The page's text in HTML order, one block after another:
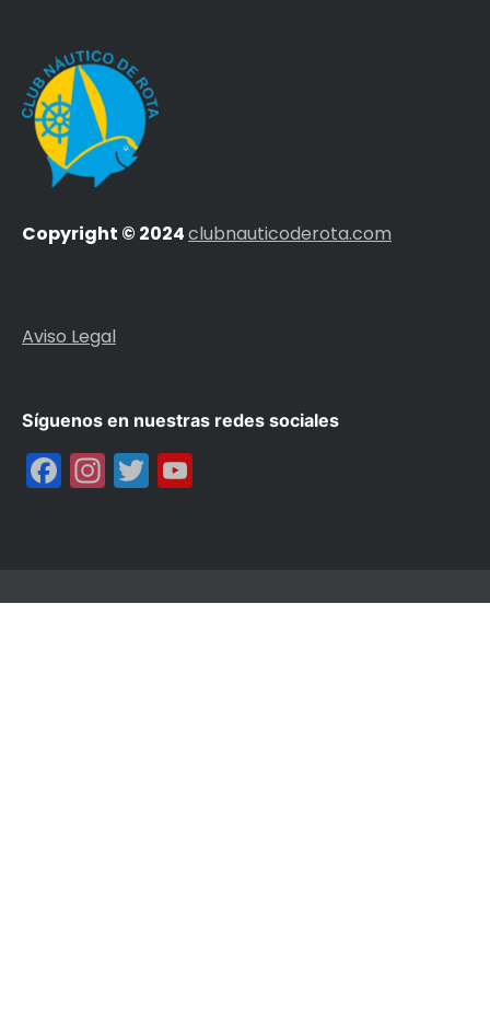
Copyright © 2024clubnauticoderota.com
Aviso Legal
Síguenos en nuestras redes sociales
Facebook
Instagram
Twitter